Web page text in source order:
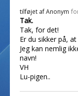
tilføjet afAnonym
Tak.
Tak, for det!
Er du sikker på,
Jeg kan nemlig
navn!
VH
Lu-pigen..